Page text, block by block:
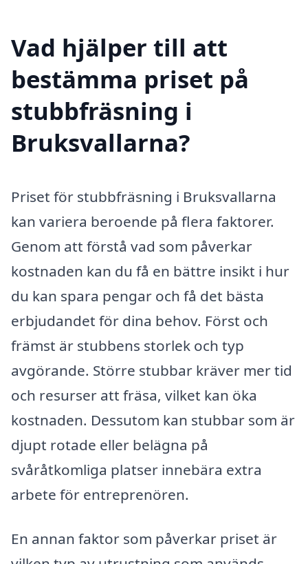
Vad hjälper till att
bestämma priset på
stubbfräsning i
Bruksvallarna?
Priset för stubbfräsning i Bruksvallarna
kan variera beroende på flera faktorer.
Genom att förstå vad som påverkar
kostnaden kan du få en bättre insikt i hur
du kan spara pengar och få det bästa
erbjudandet för dina behov. Först och
främst är stubbens storlek och typ
avgörande. Större stubbar kräver mer tid
och resurser att fräsa, vilket kan öka
kostnaden. Dessutom kan stubbar som är
djupt rotade eller belägna på
svåråtkomliga platser innebära extra
arbete för entreprenören.
En annan faktor som påverkar priset är